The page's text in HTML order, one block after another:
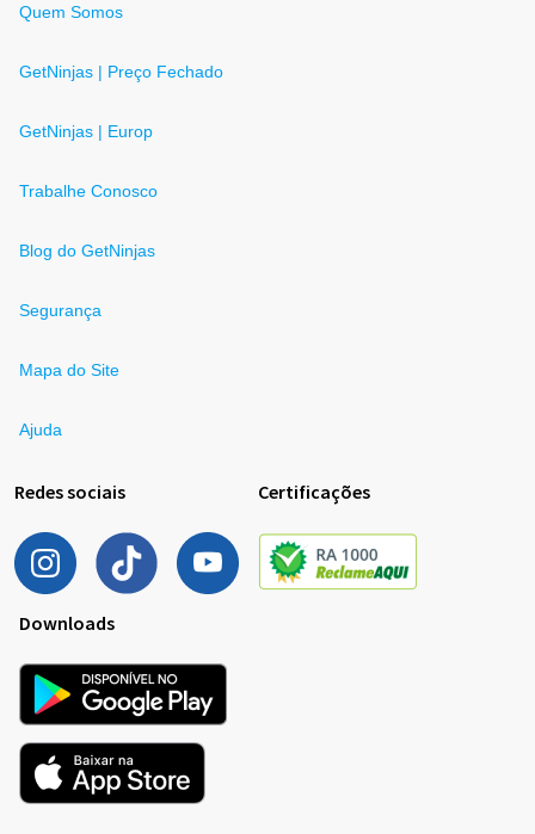
Quem Somos
GetNinjas | Preço Fechado
GetNinjas | Europ
Trabalhe Conosco
Blog do GetNinjas
Segurança
Mapa do Site
Ajuda
Redes sociais Certificações
Downloads